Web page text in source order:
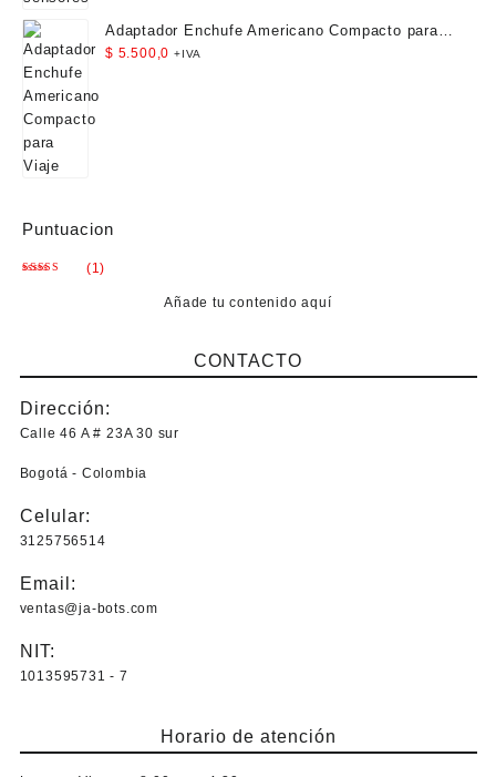
Adaptador Enchufe Americano Compacto para
Viaje
$ 5.500,0 +IVA
Puntuacion
(1)
Añade tu contenido aquí
CONTACTO
Dirección:
Calle 46 A # 23A 30 sur
Bogotá - Colombia
Celular:
3125756514
Email:
ventas@ja-bots.com
NIT:
1013595731 - 7
Horario de atención